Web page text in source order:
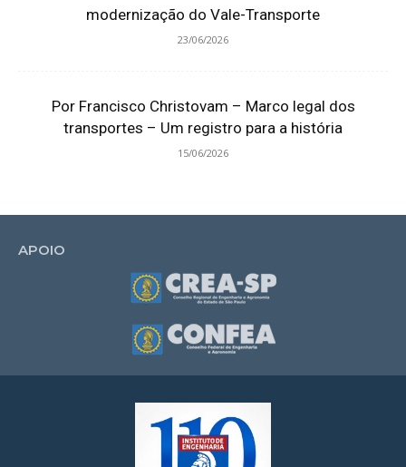
modernização do Vale-Transporte
23/06/2026
Por Francisco Christovam – Marco legal dos
transportes – Um registro para a história
15/06/2026
APOIO